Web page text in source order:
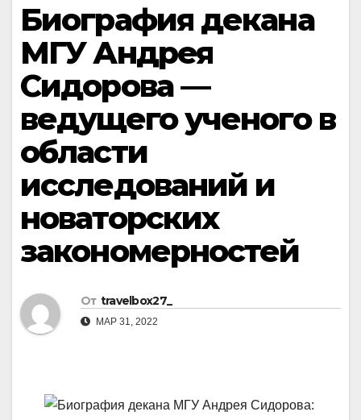
Биография декана
МГУ Андрея
Сидорова —
ведущего ученого в
области
исследований и
новаторских
закономерностей
От travelbox27_
МАР 31, 2022